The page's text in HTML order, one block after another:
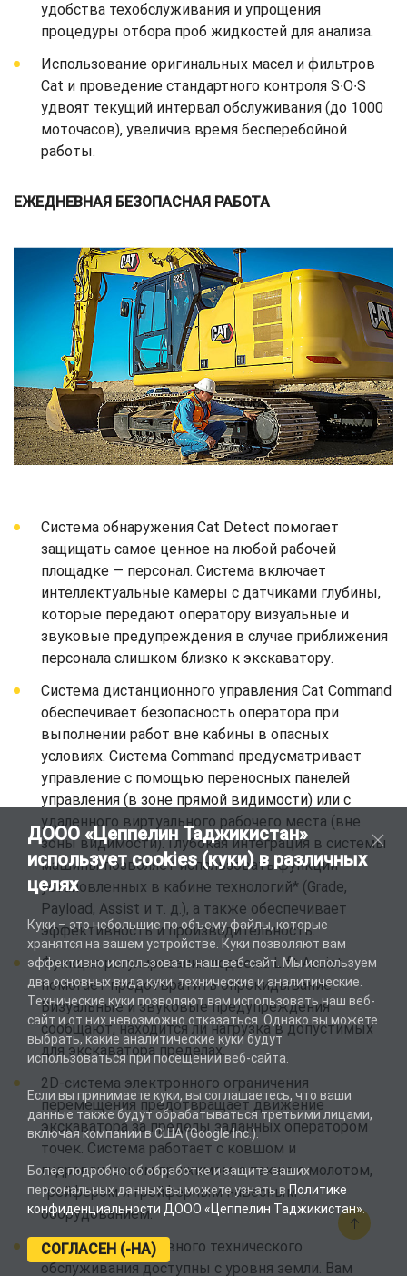
удобства техобслуживания и упрощения
процедуры отбора проб жидкостей для анализа.
Использование оригинальных масел и фильтров
Cat и проведение стандартного контроля S∙O∙S
удвоят текущий интервал обслуживания (до 1000
моточасов), увеличив время бесперебойной
работы.
ЕЖЕДНЕВНАЯ БЕЗОПАСНАЯ РАБОТА
Система обнаружения Cat Detect помогает
защищать самое ценное на любой рабочей
площадке — персонал. Система включает
интеллектуальные камеры с датчиками глубины,
которые передают оператору визуальные и
звуковые предупреждения в случае приближения
персонала слишком близко к экскаватору.
Система дистанционного управления Cat Command
обеспечивает безопасность оператора при
выполнении работ вне кабины в опасных
условиях. Система Command предусматривает
управление с помощью переносных панелей
управления (в зоне прямой видимости) или с
удаленного виртуального рабочего места (вне
зоны видимости). Глубокая интеграция в системы
машины позволяет использовать функции
установленных в кабине технологий* (Grade,
Payload, Assist и т. д.), а также обеспечивает
эффективность и производительность.
Функция регулирования подъема Lift Assist
помогает предотвратить опрокидывание.
Визуальные и звуковые предупреждения
сообщают, находится ли нагрузка в допустимых
для экскаватора пределах.
2D-система электронного ограничения
перемещения предотвращает движение
экскаватора за пределы заданных оператором
точек. Система работает с ковшом и
гидравлическим прижимом, а также с молотом,
грейфером и грейферным навесным
оборудованием.
Все точки ежедневного технического
обслуживания доступны с уровня земли. Вам
ДООО «Цеппелин Таджикистан»
использует cookies (куки) в различных
целях
Куки – это небольшие по объему файлы, которые
хранятся на вашем устройстве. Куки позволяют вам
эффективно использовать наш веб-сайт. Мы используем
два основных вида куки: технические и аналитические.
Технические куки позволяют вам использовать наш веб-
сайт и от них невозможно отказаться. Однако вы можете
выбрать, какие аналитические куки будут
использоваться при посещении веб-сайта.
Если вы принимаете куки, вы соглашаетесь, что ваши
данные также будут обрабатываться третьими лицами,
включая компании в США (Google Inc.).
Более подробно об обработке и защите ваших
персональных данных вы можете узнать вПолитике
конфиденциальности ДООО «Цеппелин Таджикистан».
СОГЛАСЕН (-НА)